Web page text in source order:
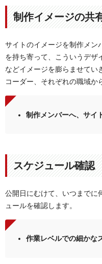
制作イメージの共
サイトのイメージを制作メン
を持ち寄って、こういうデザ
などイメージを膨らませてい
コーダー、それぞれの職域か
制作メンバーへ、サイ
スケジュール確認
公開日にむけて、いつまでに
ュールを確認します。
作業レベルでの細かな